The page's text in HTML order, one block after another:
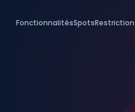
FonctionnalitésSpots